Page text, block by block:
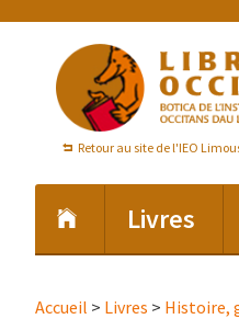
navigation
principale
contenu
principal
Retour au site de l'IEO
Livres
Accueil > Livres > Histoire,